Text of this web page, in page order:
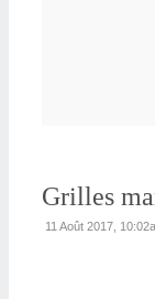
Grilles
11 Août 2017,